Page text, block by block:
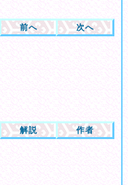
前へ 次へ
解説 作者